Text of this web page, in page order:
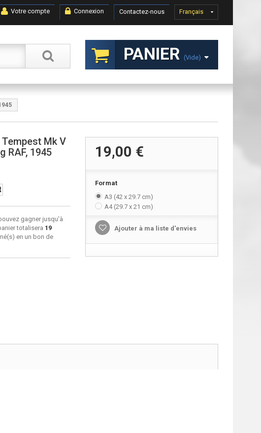
Français
Contactez-nous
Connexion
Votre compte
PANIER (vide)
Tempest Mk V
RAF, 1945
gagner jusqu'à
totalisera 19
en un bon de
19,00 €
Format
A3 (42 x 29.7 cm)
A4 (29.7 x 21 cm)
Ajouter à ma liste d'envies